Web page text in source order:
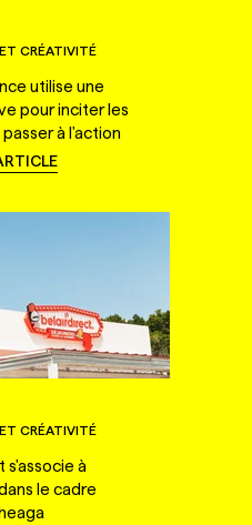
CRÉATIVITÉ
utilise une
pour inciter les
passer à l'action
CRÉATIVITÉ
s'associe à
le cadre